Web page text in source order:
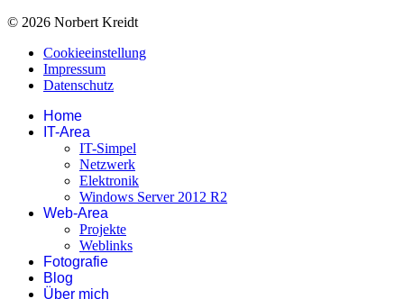
© 2026 Norbert Kreidt
Cookieeinstellung
Impressum
Datenschutz
Home
IT-Area
IT-Simpel
Netzwerk
Elektronik
Windows Server 2012 R2
Web-Area
Projekte
Weblinks
Fotografie
Blog
Über mich